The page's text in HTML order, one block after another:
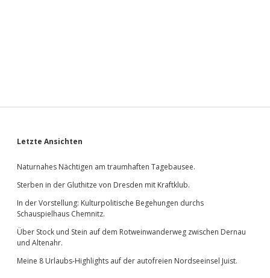
Sidebar
Letzte Ansichten
Naturnahes Nächtigen am traumhaften Tagebausee.
Sterben in der Gluthitze von Dresden mit Kraftklub.
In der Vorstellung: Kulturpolitische Begehungen durchs
Schauspielhaus Chemnitz.
Über Stock und Stein auf dem Rotweinwanderweg zwischen Dernau
und Altenahr.
Meine 8 Urlaubs-Highlights auf der autofreien Nordseeinsel Juist.